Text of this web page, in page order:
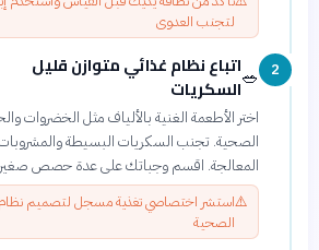
لتجنب العدوى
2
🥗اتباع نظام غذائي متوازن قليل
السكريات
اختر الأطعمة الغنية بالألياف مثل الخضروات
الصحية. تجنب السكريات البسيطة والمشروبات
المعالجة. اقسم وجباتك على عدة حصص
⚠️استشر اختصاصي تغذية مسجل لتصميم
الصحية